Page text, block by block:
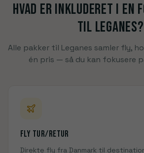
Hvad er inkluderet i en
til Leganes?
Alle pakker til Leganes samler fly,
én pris — så du kan fokusere
Fly tur/retur
Direkte fly fra Danmark til